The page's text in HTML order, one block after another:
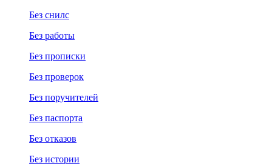
Без снилс
Без работы
Без прописки
Без проверок
Без поручителей
Без паспорта
Без отказов
Без истории